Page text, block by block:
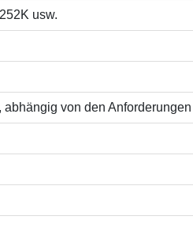
usw.
abhängig von den